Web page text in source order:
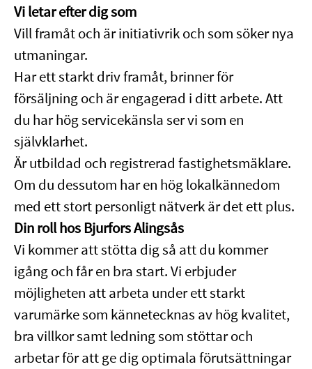
Vi letar efter dig som
Vill framåt och är initiativrik och som söker nya
utmaningar.
Har ett starkt driv framåt, brinner för
försäljning och är engagerad i ditt arbete. Att
du har hög servicekänsla ser vi som en
självklarhet.
Är utbildad och registrerad fastighetsmäklare.
Om du dessutom har en hög lokalkännedom
med ett stort personligt nätverk är det ett plus.
Din roll hos Bjurfors Alingsås
Vi kommer att stötta dig så att du kommer
igång och får en bra start. Vi erbjuder
möjligheten att arbeta under ett starkt
varumärke som kännetecknas av hög kvalitet,
bra villkor samt ledning som stöttar och
arbetar för att ge dig optimala förutsättningar